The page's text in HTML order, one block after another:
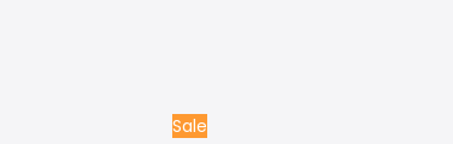
Sale